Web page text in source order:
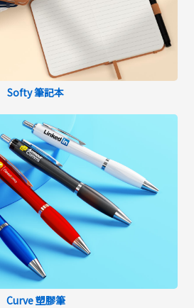
Softy 筆記本
Curve 塑膠筆